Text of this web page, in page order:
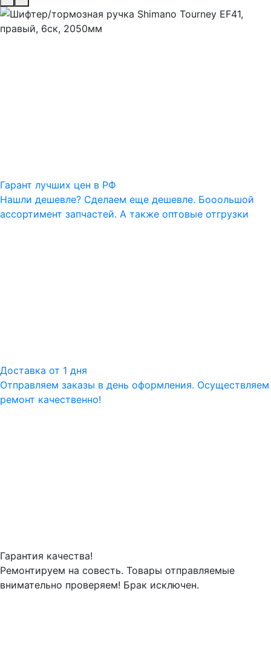
Гарант лучших цен в РФ
Нашли дешевле? Сделаем еще дешевле. Бооольшой
ассортимент запчастей. А также оптовые отгрузки
Доставка от 1 дня
Отправляем заказы в день оформления. Осуществляем
ремонт качественно!
Гарантия качества!
Ремонтируем на совесть. Товары отправляемые
внимательно проверяем! Брак исключен.